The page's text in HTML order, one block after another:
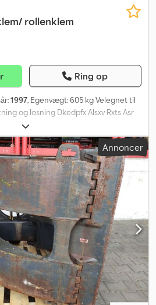
rollenklem
Ring op
1997, Egenvægt: 605 kg Velegnet til
og losning Dkedpfx Alsxv Rxts Asr
oplysninger.
Annoncer